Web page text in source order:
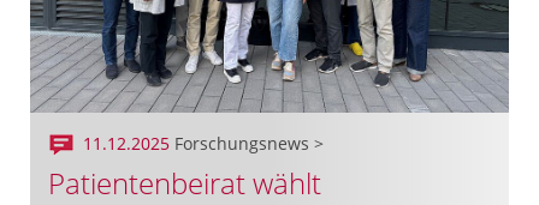
11.12.2025 Forschungsnews >
Patientenbeirat wählt